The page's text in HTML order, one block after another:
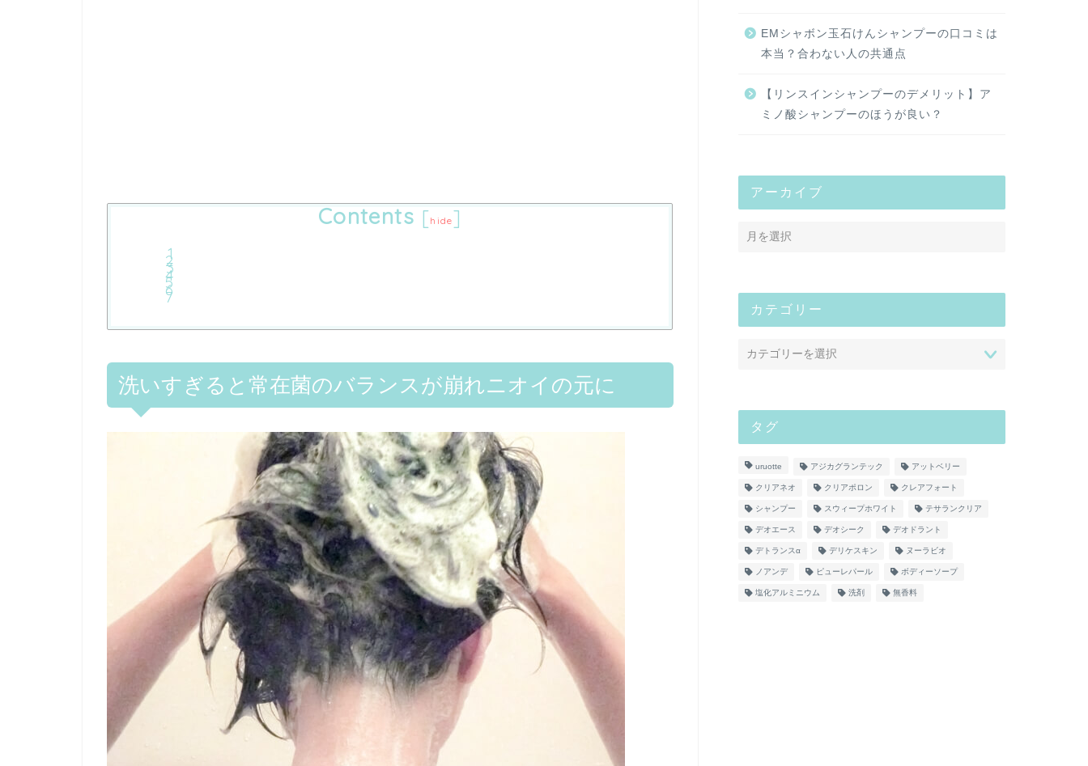
Contents [hide]
洗いすぎると常在菌のバランスが崩れニオイの元に
EMシャボン玉石けんシャンプーの口コミは
本当？合わない人の共通点
【リンスインシャンプーのデメリット】ア
ミノ酸シャンプーのほうが良い？
アーカイブ
カテゴリー
タグ
uruotte アジカグランテック アットベリー
クリアネオ クリアポロン クレアフォート
シャンプー スウィープホワイト テサランクリア
デオエース デオシーク デオドラント
デトランスα デリケスキン ヌーラビオ
ノアンデ ピューレパール ボディーソープ
塩化アルミニウム 洗剤 無香料